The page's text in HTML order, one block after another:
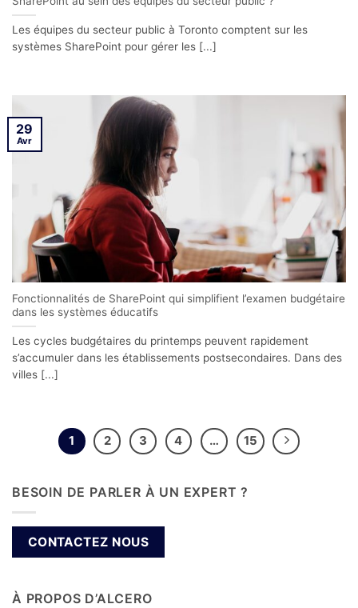
Les équipes du secteur public à Toronto comptent sur les
systèmes SharePoint pour gérer les [...]
Fonctionnalités de SharePoint qui simplifient l’examen budgétaire
dans les systèmes éducatifs
Les cycles budgétaires du printemps peuvent rapidement
s’accumuler dans les établissements postsecondaires. Dans des
villes [...]
29
Avr
1 2 3 4 … 15
BESOIN DE PARLER À UN EXPERT ?
CONTACTEZ NOUS
À PROPOS D’ALCERO